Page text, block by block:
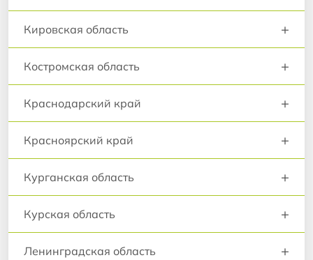
Кировская область +
Костромская область +
Краснодарский край +
Красноярский край +
Курганская область +
Курская область +
Ленинградская область +